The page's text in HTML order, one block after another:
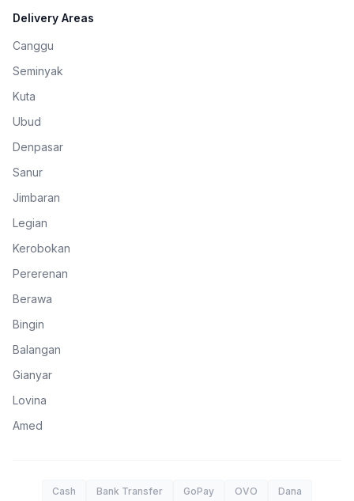
Delivery Areas
Canggu
Seminyak
Kuta
Ubud
Denpasar
Sanur
Jimbaran
Legian
Kerobokan
Pererenan
Berawa
Bingin
Balangan
Gianyar
Lovina
Amed
Cash Bank Transfer GoPay OVO Dana